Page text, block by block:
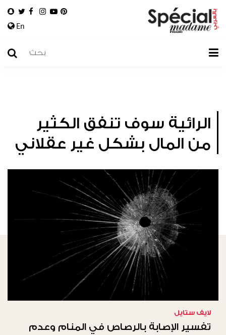
En
الرائية سوف تنفق الكثير
من المال بشكل غير عقلاني
لايف ستايل
تفسير الإصابة بالرصاص في المنام وعدم